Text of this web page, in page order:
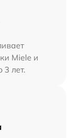
Miele и
3 лет.